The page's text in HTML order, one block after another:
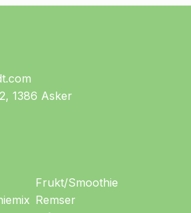
1386 Asker
Frukt/Smoothie
Remser